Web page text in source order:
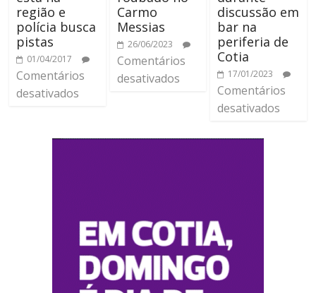
região e
polícia busca
pistas
01/04/2017
Comentários
desativados
Carmo
Messias
26/06/2023
Comentários
desativados
discussão em
bar na
periferia de
Cotia
17/01/2023
Comentários
desativados